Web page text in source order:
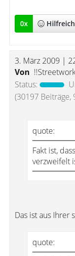
0x Hilfreich
3. März 2009 |
Von
Status:
(30197
quote:
Fakt ist,
verzweifelt
Das ist aus Ihrer
quote: